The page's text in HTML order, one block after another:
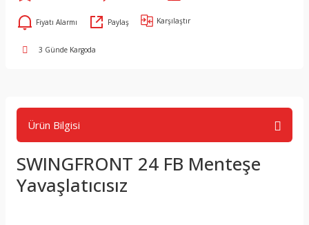
Fiyatı Alarmı Paylaş Karşılaştır
3 Günde Kargoda
Ürün Bilgisi
SWINGFRONT 24 FB Menteşe
Yavaşlatıcısız